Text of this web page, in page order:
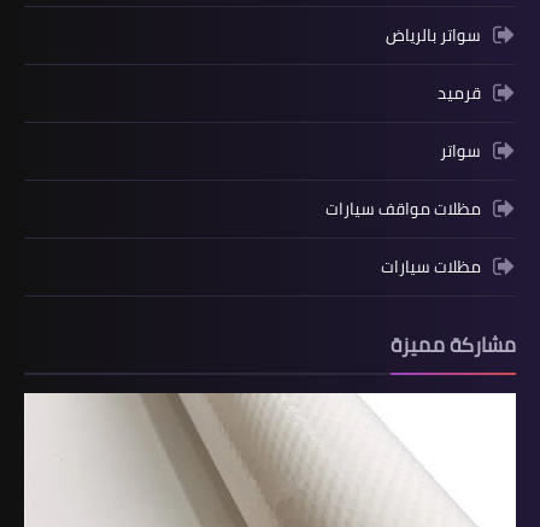
سواتر بالرياض
قرميد
سواتر
مظلات مواقف سيارات
مظلات سيارات
مشاركة مميزة